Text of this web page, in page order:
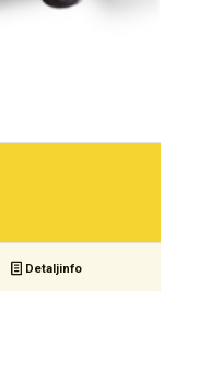
Detaljinfo